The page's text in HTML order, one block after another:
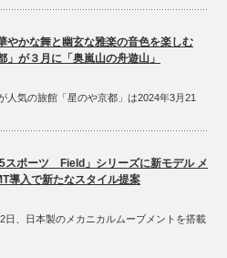
やかな舞と幽玄な雅楽の音色を楽しむ
」が３月に「奥嵐山の舟遊山」
人気の旅館「星のや京都」は2024年3月21
5スポーツ Field」シリーズに新モデル メ
導入で新たなスタイル提案
日、日本製のメカニカルムーブメントを搭載